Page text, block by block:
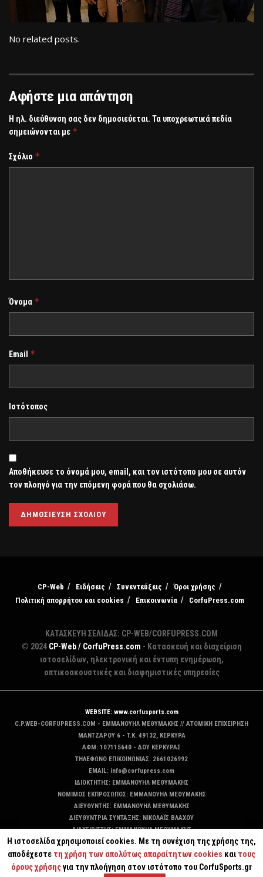
No related posts.
Αφήστε μια απάντηση
Η ηλ. διεύθυνση σας δεν δημοσιεύεται. Τα υποχρεωτικά πεδία
σημειώνονται με *
Σχόλιο *
Όνομα *
Email *
Ιστότοπος
Αποθήκευσε το όνομά μου, email, και τον ιστότοπο μου σε αυτόν
τον πλοηγό για την επόμενη φορά που θα σχολιάσω.
CP-Web Ειδήσεις Συνεντεύξεις
Όροι χρήσης
Πολιτική απορρήτου και cookies
Επικοινωνία CorfuPress.com
ΚΑΤΑΣΚΕΥΗ ΣΕΛΙΔΑΣ: CP-WEB/CORFUPRESS.COM
© 2024 CP-Web / CorfuPress.com - Κατασκευή και διαχείριση
ιστοσελίδων, ηλεκτρονική και έντυπη ενημέρωση,
οπτικοακουστικές και διαφημιστικές υπηρεσίες
WEBSITE: www.corfusports.com
C.P.WEB-CORFUPRESS.COM - ΕΜΜΑΝΟΥΗΛ ΜΕΘΥΜΑΚΗΣ // ΑΤΟΜΙΚΗ ΕΠΙΧΕΙΡΗΣΗ
MANTZAΡΟΥ 6 - T.K. 49132, ΚΕΡΚΥΡΑ
ΑΦΜ: 107115640 - ΔΟΥ ΚΕΡΚΥΡΑΣ
ΤΗΛΕΦΩΝΟ ΕΠΙΚΟΙΝΩΝΙΑΣ: 2661026992
EMAIL: info@corfupress.com
ΙΔΙΟΚΤΗΤΗΣ: EMMANOYΗΛ ΜΕΘΥΜΑΚΗΣ
ΝΟΜΙΜΟΣ ΕΚΠΡΟΣΩΠΟΣ: EMMANOYΗΛ ΜΕΘΥΜΑΚΗΣ
ΔΙΕΥΘΥΝΤΗΣ: EMMANOYΗΛ ΜΕΘΥΜΑΚΗΣ
ΔΙΕΥΘΥΝΤΡΙΑ ΣΥΝΤΑΞΗΣ: ΝΙΚΟΛΑΪΣ ΒΛΑΧΟΥ
ΔΙΑΧΕΙΡΙΣΤΗΣ: EMMANOYΗΛ ΜΕΘΥΜΑΚΗΣ
ΔΙΚΑΙΟΥΧΟΣ DOMAIN: ΕΜΜΑΝΟΥΗΛ ΜΕΘΥΜΑΚΗΣ
Η ιστοσελίδα χρησιμοποιεί cookies. Με τη συνέχιση της χρήσης της,
αποδέχεστε τη χρήση των απολύτως απαραίτητων cookies και τους
όρους χρήσηςγια την πλοήγηση στον ιστότοπο του CorfuSports.gr